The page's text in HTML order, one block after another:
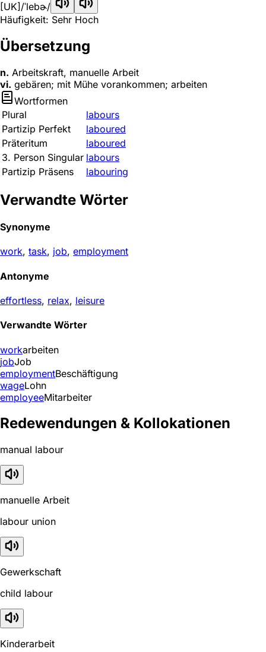
[UK] /ˈlebɚ/
Häufigkeit: Sehr Hoch
Übersetzung
n. Arbeitskraft, manuelle Arbeit
vi. gebären; mit Mühe vorankommen; arbeiten
Wortformen
Plural
labours
Partizip Perfekt
laboured
Präteritum
laboured
3. Person Singular labours
Partizip Präsens
labouring
Verwandte Wörter
Synonyme
work, task, job, employment
Antonyme
effortless, relax, leisure
Verwandte Wörter
workarbeiten
jobJob
employmentBeschäftigung
wageLohn
employeeMitarbeiter
Redewendungen & Kollokationen
manual labour
manuelle Arbeit
labour union
Gewerkschaft
child labour
Kinderarbeit